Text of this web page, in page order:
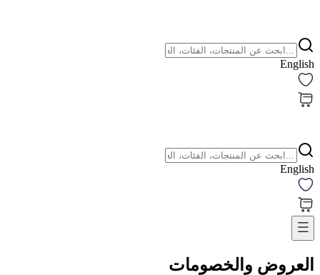
English
English
العروض والخصومات